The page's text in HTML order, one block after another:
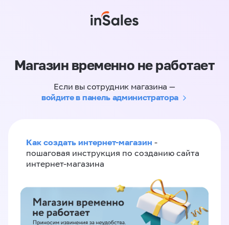
Магазин временно не работает
Если вы сотрудник магазина —
войдите в панель администратора
Как создать интернет-магазин -
пошаговая инструкция по созданию сайта
интернет-магазина